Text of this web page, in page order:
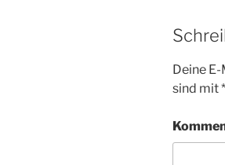
Deine
sind mit*